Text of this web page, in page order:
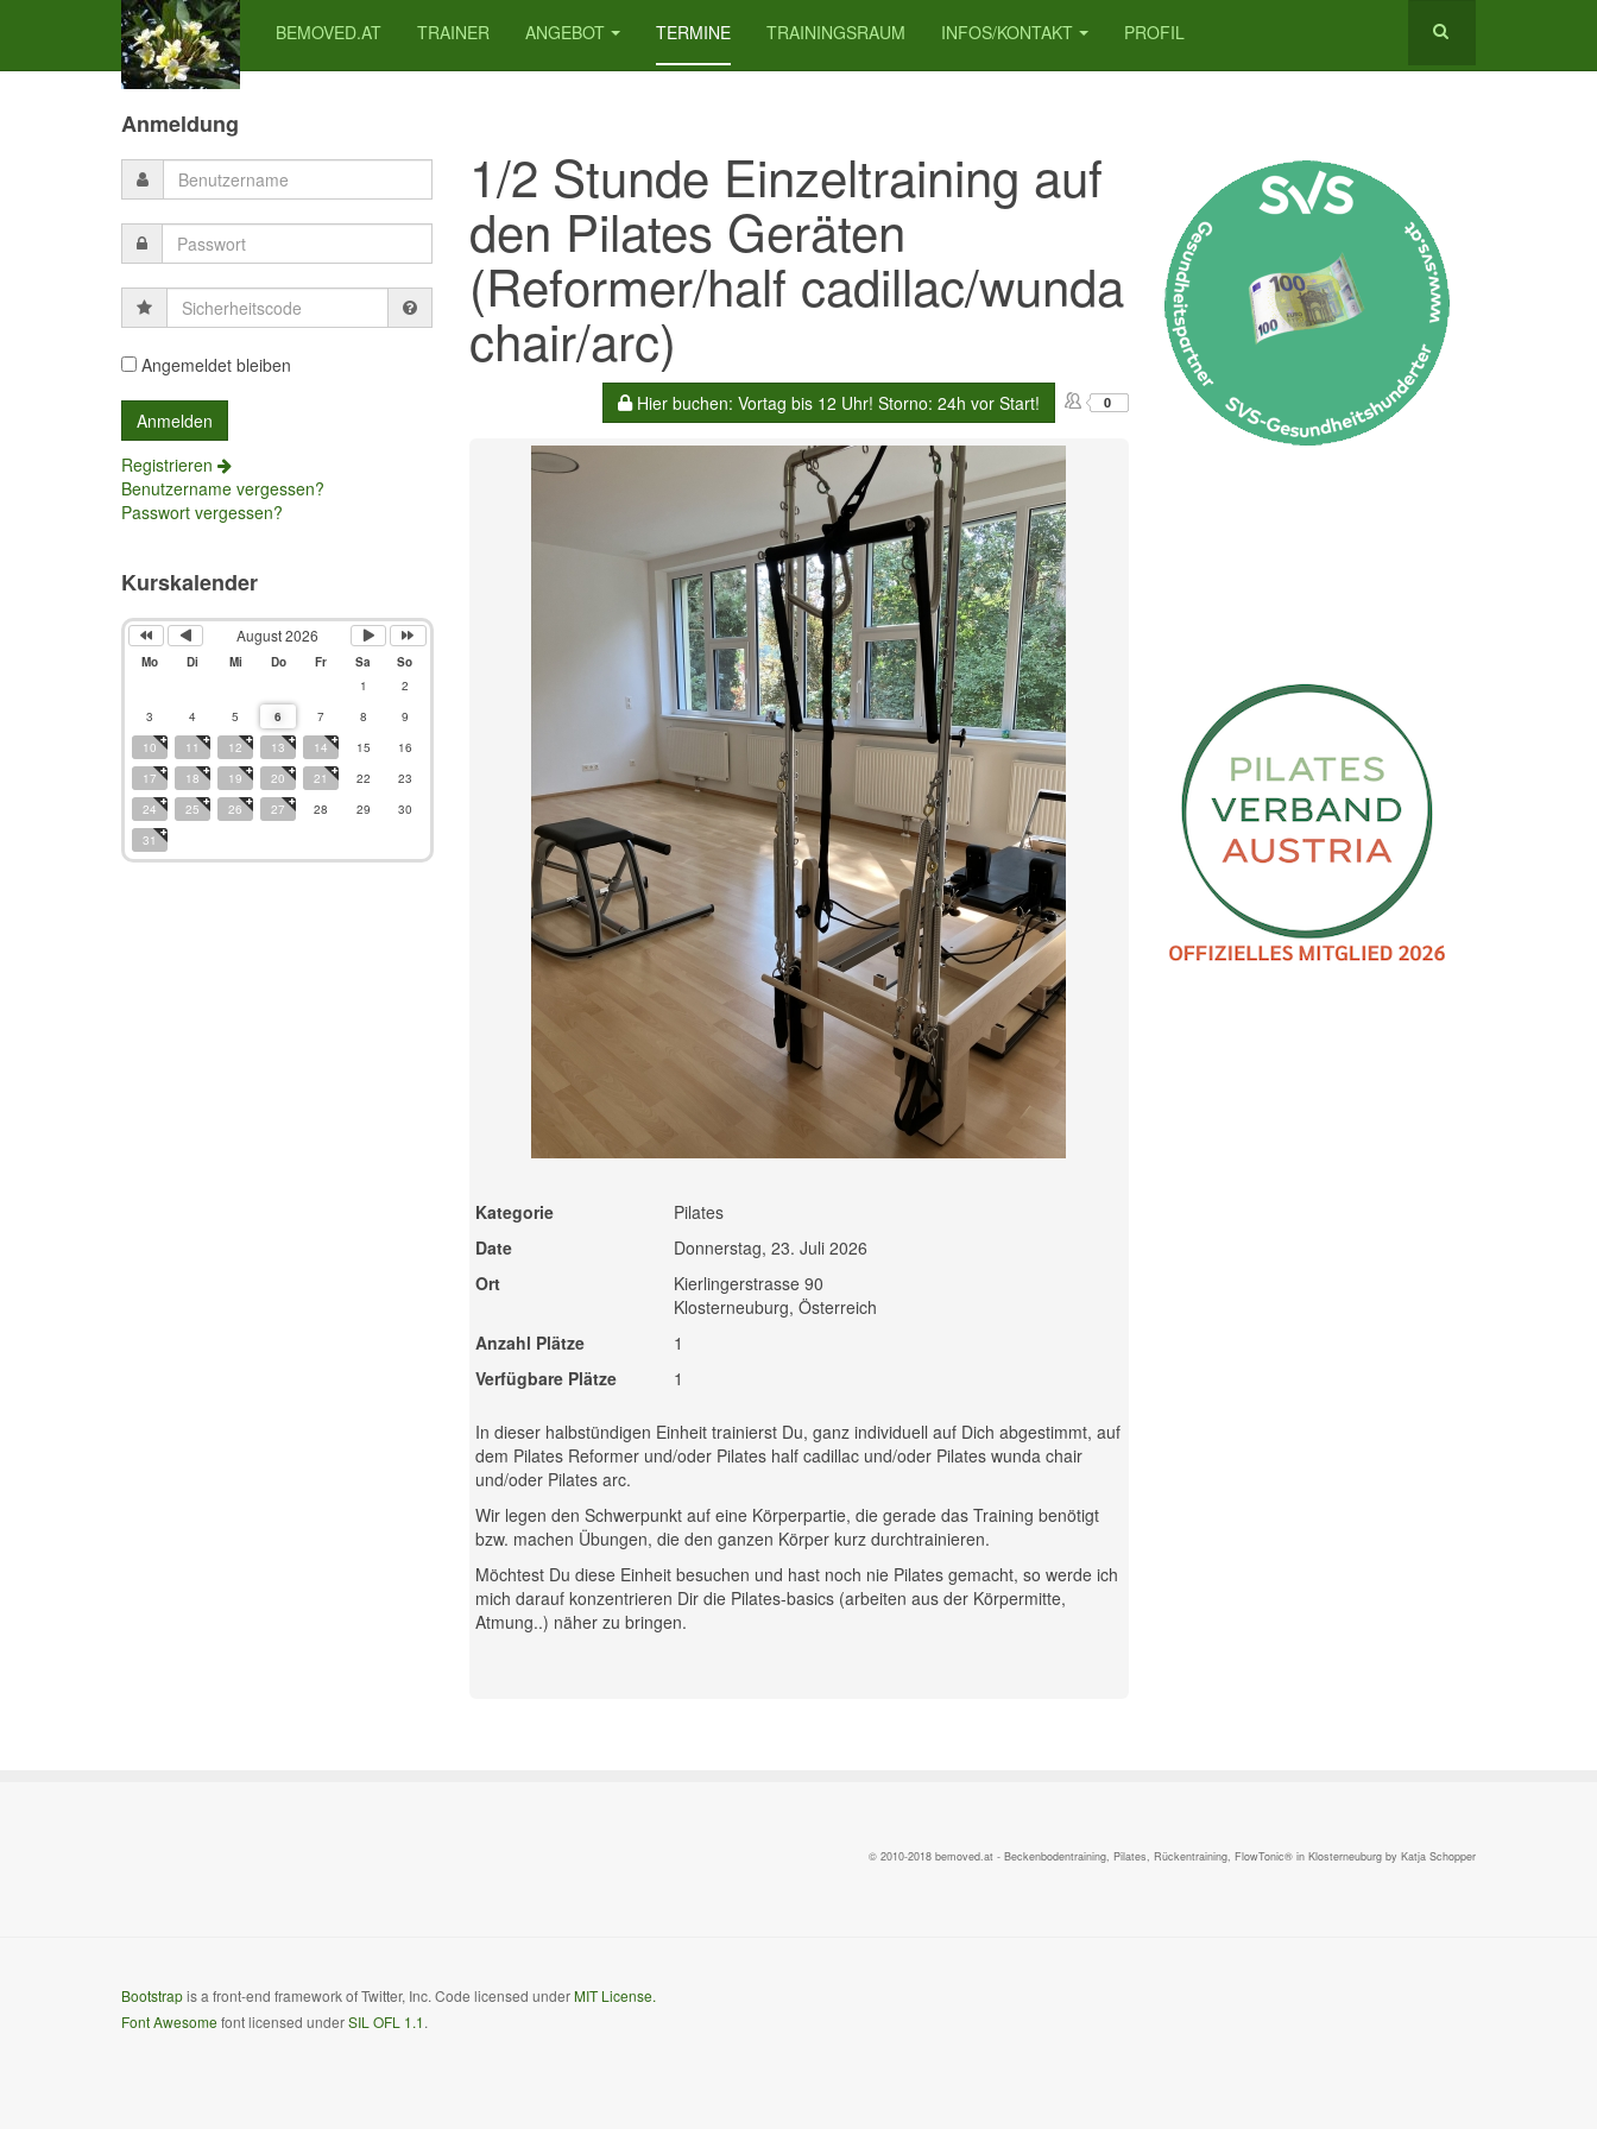
BEMOVED.AT TRAINER ANGEBOT TERMINE TRAININGSRAUM INFOS/KONTAKT PROFIL
1/2 Stunde Einzeltraining auf
den Pilates Geräten
(Reformer/half cadillac/wunda
chair/arc)
Hier buchen: Vortag bis 12 Uhr! Storno: 24h vor Start! 0
Kategorie
Pilates
Date
Donnerstag, 23. Juli 2026
Ort
Kierlingerstrasse 90
Klosterneuburg, Österreich
Anzahl Plätze
1
Verfügbare Plätze
1
In dieser halbstündigen Einheit trainierst Du, ganz individuell auf Dich abgestimmt, auf
dem Pilates Reformer und/oder Pilates half cadillac und/oder Pilates wunda chair
und/oder Pilates arc.
Wir legen den Schwerpunkt auf eine Körperpartie, die gerade das Training benötigt
bzw. machen Übungen, die den ganzen Körper kurz durchtrainieren.
Möchtest Du diese Einheit besuchen und hast noch nie Pilates gemacht, so werde ich
mich darauf konzentrieren Dir die Pilates-basics (arbeiten aus der Körpermitte,
Atmung..) näher zu bringen.
Anmeldung
Sicherheitscode
Angemeldet bleiben
Registrieren
Benutzername vergessen?
Passwort vergessen?
Kurskalender
PreviousPrevious
August 2026
Mo Di Mi Do Fr Sa
So
1
2
3
4 5 6 7 8
9
10
11 12 13 14 15
16
17
18 19 20 21 22
23
24
25 26 27 28 29
30
31
© 2010-2018 bemoved.at - Beckenbodentraining, Pilates, Rückentraining, FlowTonic® in Klosterneuburg by Katja Schopper
Bootstrapis a front-end framework of Twitter, Inc. Code licensed underMIT License.
Font Awesome font licensed underSIL OFL 1.1.